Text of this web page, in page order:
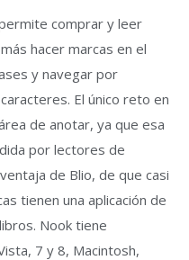
comprar y leer
hacer marcas en el
y navegar por
El único reto en
de anotar, ya que esa
por lectores de
de Blio, de que casi
tienen una aplicación de
Nook tiene
7 y 8, Macintosh,